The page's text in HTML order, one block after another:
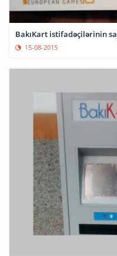
BakıKart istifadəçilərinin
15-08-2015